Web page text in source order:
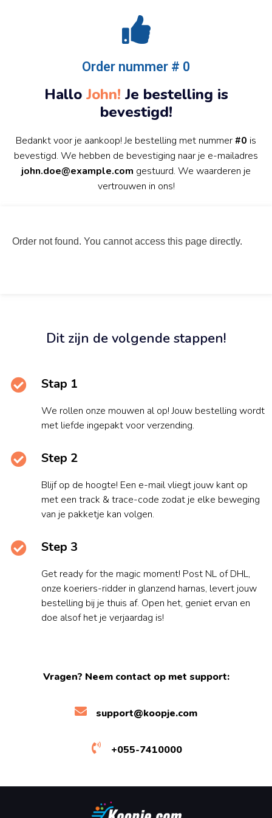
Order nummer # 0
Hallo John! Je bestelling is
bevestigd!
Bedankt voor je aankoop! Je bestelling met nummer#0 is
bevestigd. We hebben de bevestiging naar je e-mailadres
john.doe@example.com gestuurd. We waarderen je
vertrouwen in ons!
Order not found. You cannot access this page directly.
Dit zijn de volgende stappen!
Stap 1
We rollen onze mouwen al op! Jouw bestelling wordt
met liefde ingepakt voor verzending.
Step 2
Blijf op de hoogte! Een e-mail vliegt jouw kant op
met een track & trace-code zodat je elke beweging
van je pakketje kan volgen.
Step 3
Get ready for the magic moment! Post NL of DHL,
onze koeriers-ridder in glanzend harnas, levert jouw
bestelling bij je thuis af. Open het, geniet ervan en
doe alsof het je verjaardag is!
Vragen? Neem contact op met support:
support@koopje.com
+055-7410000